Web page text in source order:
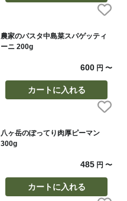
農家のパスタ中島菜スパゲッティ
ーニ 200g
600 円〜
カートに入れる
八ヶ岳のぽってり肉厚ピーマン
300g
485 円〜
カートに入れる